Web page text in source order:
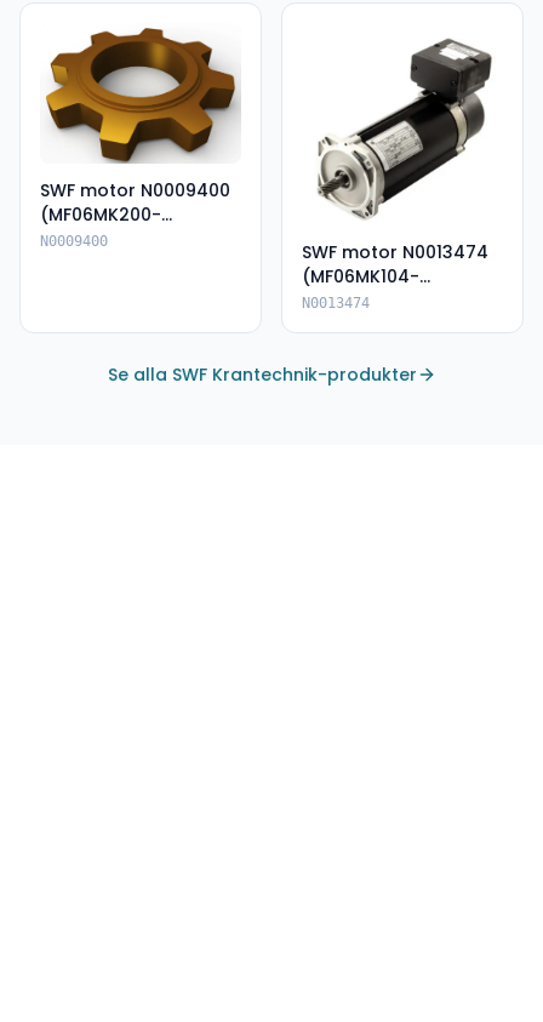
SWF motor N0009400
(MF06MK200-
135A80062E-IP66)
N0009400
SWF motor N0013474
(MF06MK104-
136P85055--IP66)
N0013474
Se alla SWF Krantechnik-produkter